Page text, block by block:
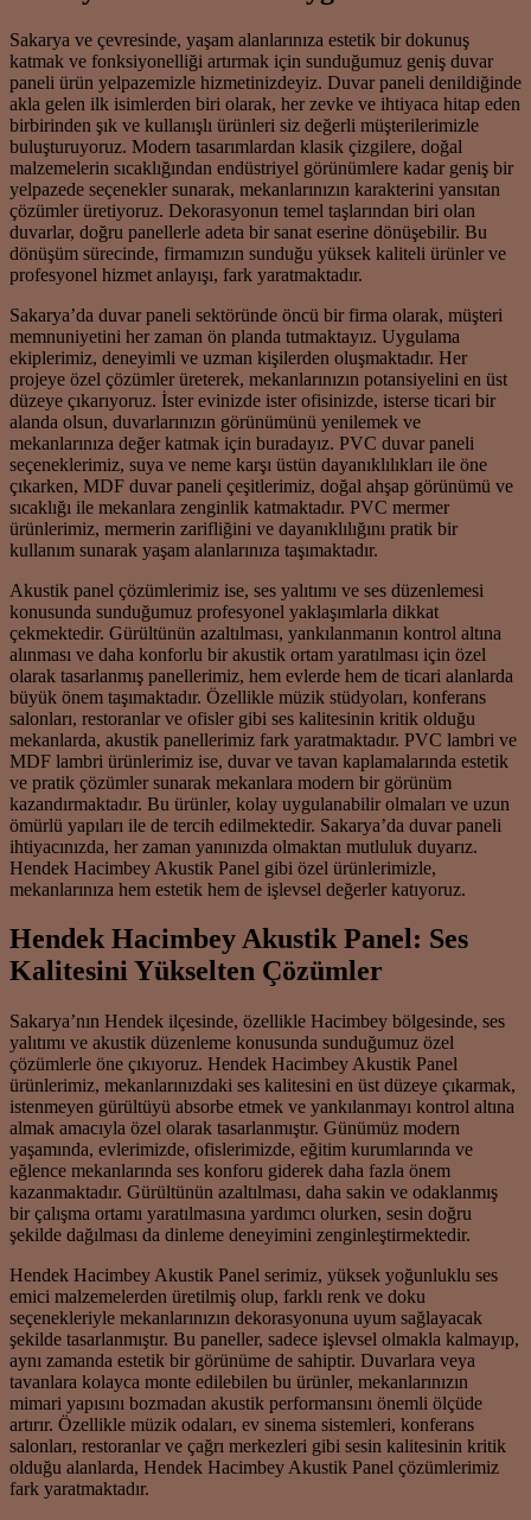
Sakarya ve çevresinde, yaşam alanlarınıza estetik bir dokunuş
katmak ve fonksiyonelliği artırmak için sunduğumuz geniş duvar
paneli ürün yelpazemizle hizmetinizdeyiz. Duvar paneli denildiğinde
akla gelen ilk isimlerden biri olarak, her zevke ve ihtiyaca hitap eden
birbirinden şık ve kullanışlı ürünleri siz değerli müşterilerimizle
buluşturuyoruz. Modern tasarımlardan klasik çizgilere, doğal
malzemelerin sıcaklığından endüstriyel görünümlere kadar geniş bir
yelpazede seçenekler sunarak, mekanlarınızın karakterini yansıtan
çözümler üretiyoruz. Dekorasyonun temel taşlarından biri olan
duvarlar, doğru panellerle adeta bir sanat eserine dönüşebilir. Bu
dönüşüm sürecinde, firmamızın sunduğu yüksek kaliteli ürünler ve
profesyonel hizmet anlayışı, fark yaratmaktadır.
Sakarya’da duvar paneli sektöründe öncü bir firma olarak, müşteri
memnuniyetini her zaman ön planda tutmaktayız. Uygulama
ekiplerimiz, deneyimli ve uzman kişilerden oluşmaktadır. Her
projeye özel çözümler üreterek, mekanlarınızın potansiyelini en üst
düzeye çıkarıyoruz. İster evinizde ister ofisinizde, isterse ticari bir
alanda olsun, duvarlarınızın görünümünü yenilemek ve
mekanlarınıza değer katmak için buradayız. PVC duvar paneli
seçeneklerimiz, suya ve neme karşı üstün dayanıklılıkları ile öne
çıkarken, MDF duvar paneli çeşitlerimiz, doğal ahşap görünümü ve
sıcaklığı ile mekanlara zenginlik katmaktadır. PVC mermer
ürünlerimiz, mermerin zarifliğini ve dayanıklılığını pratik bir
kullanım sunarak yaşam alanlarınıza taşımaktadır.
Akustik panel çözümlerimiz ise, ses yalıtımı ve ses düzenlemesi
konusunda sunduğumuz profesyonel yaklaşımlarla dikkat
çekmektedir. Gürültünün azaltılması, yankılanmanın kontrol altına
alınması ve daha konforlu bir akustik ortam yaratılması için özel
olarak tasarlanmış panellerimiz, hem evlerde hem de ticari alanlarda
büyük önem taşımaktadır. Özellikle müzik stüdyoları, konferans
salonları, restoranlar ve ofisler gibi ses kalitesinin kritik olduğu
mekanlarda, akustik panellerimiz fark yaratmaktadır. PVC lambri ve
MDF lambri ürünlerimiz ise, duvar ve tavan kaplamalarında estetik
ve pratik çözümler sunarak mekanlara modern bir görünüm
kazandırmaktadır. Bu ürünler, kolay uygulanabilir olmaları ve uzun
ömürlü yapıları ile de tercih edilmektedir. Sakarya’da duvar paneli
ihtiyacınızda, her zaman yanınızda olmaktan mutluluk duyarız.
Hendek Hacimbey Akustik Panel gibi özel ürünlerimizle,
mekanlarınıza hem estetik hem de işlevsel değerler katıyoruz.
Hendek Hacimbey Akustik Panel: Ses
Kalitesini Yükselten Çözümler
Sakarya’nın Hendek ilçesinde, özellikle Hacimbey bölgesinde, ses
yalıtımı ve akustik düzenleme konusunda sunduğumuz özel
çözümlerle öne çıkıyoruz. Hendek Hacimbey Akustik Panel
ürünlerimiz, mekanlarınızdaki ses kalitesini en üst düzeye çıkarmak,
istenmeyen gürültüyü absorbe etmek ve yankılanmayı kontrol altına
almak amacıyla özel olarak tasarlanmıştır. Günümüz modern
yaşamında, evlerimizde, ofislerimizde, eğitim kurumlarında ve
eğlence mekanlarında ses konforu giderek daha fazla önem
kazanmaktadır. Gürültünün azaltılması, daha sakin ve odaklanmış
bir çalışma ortamı yaratılmasına yardımcı olurken, sesin doğru
şekilde dağılması da dinleme deneyimini zenginleştirmektedir.
Hendek Hacimbey Akustik Panel serimiz, yüksek yoğunluklu ses
emici malzemelerden üretilmiş olup, farklı renk ve doku
seçenekleriyle mekanlarınızın dekorasyonuna uyum sağlayacak
şekilde tasarlanmıştır. Bu paneller, sadece işlevsel olmakla kalmayıp,
aynı zamanda estetik bir görünüme de sahiptir. Duvarlara veya
tavanlara kolayca monte edilebilen bu ürünler, mekanlarınızın
mimari yapısını bozmadan akustik performansını önemli ölçüde
artırır. Özellikle müzik odaları, ev sinema sistemleri, konferans
salonları, restoranlar ve çağrı merkezleri gibi sesin kalitesinin kritik
olduğu alanlarda, Hendek Hacimbey Akustik Panel çözümlerimiz
fark yaratmaktadır.